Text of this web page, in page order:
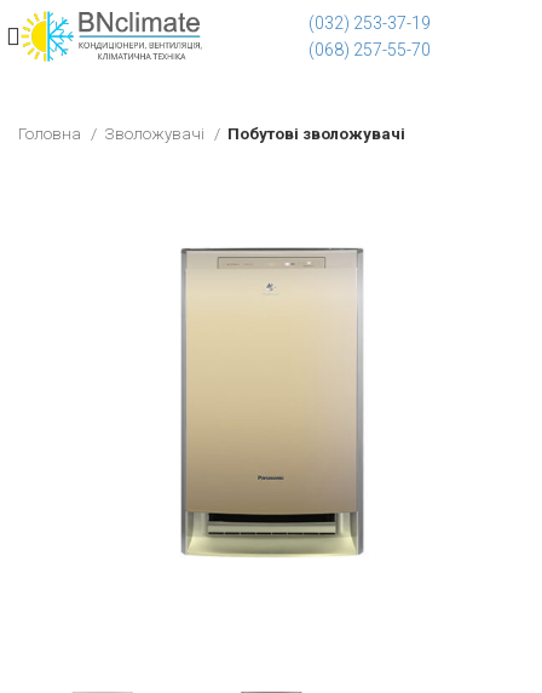
(032) 253-37-19
(068) 257-55-70
Головна Зволожувачі Побутові зволожувачі